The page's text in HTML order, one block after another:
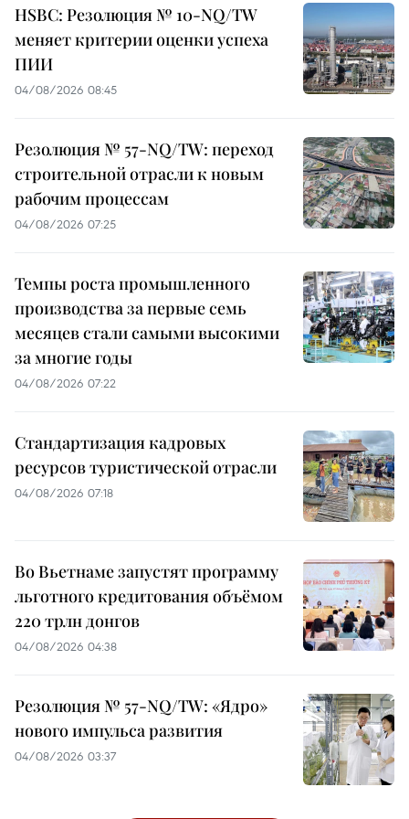
HSBC: Резолюция № 10-NQ/TW
меняет критерии оценки успеха
ПИИ
04/08/2026 08:45
Резолюция № 57-NQ/TW: переход
строительной отрасли к новым
рабочим процессам
04/08/2026 07:25
Темпы роста промышленного
производства за первые семь
месяцев стали самыми высокими
за многие годы
04/08/2026 07:22
Стандартизация кадровых
ресурсов туристической отрасли
04/08/2026 07:18
Во Вьетнаме запустят программу
льготного кредитования объёмом
220 трлн донгов
04/08/2026 04:38
Резолюция № 57-NQ/TW: «Ядро»
нового импульса развития
04/08/2026 03:37